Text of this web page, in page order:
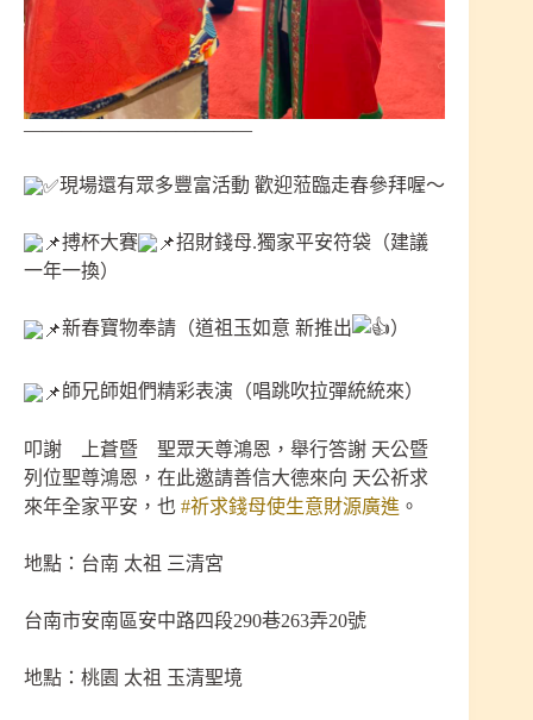
————————————
現場還有眾多豐富活動 歡迎蒞臨走春參拜喔～
搏杯大賽
招財錢母.獨家平安符袋（建議
一年一換）
新春寶物奉請（道祖玉如意 新推出 ）
師兄師姐們精彩表演（唱跳吹拉彈統統來）
叩謝 上蒼暨 聖眾天尊鴻恩，舉行答謝 天公暨
列位聖尊鴻恩，在此邀請善信大德來向 天公祈求
來年全家平安，也 #祈求錢母使生意財源廣進 。
地點：台南 太祖 三清宮
台南市安南區安中路四段290巷263弄20號
地點：桃園 太祖 玉清聖境